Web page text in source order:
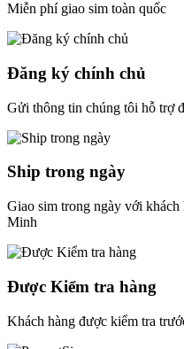
Miễn phí giao sim toàn quốc
Đăng ký chính chủ
Gửi thông tin chúng tôi hỗ trợ
Ship trong ngày
Giao sim trong ngày với
Minh
Được Kiểm tra hàng
Khách hàng được kiểm tra